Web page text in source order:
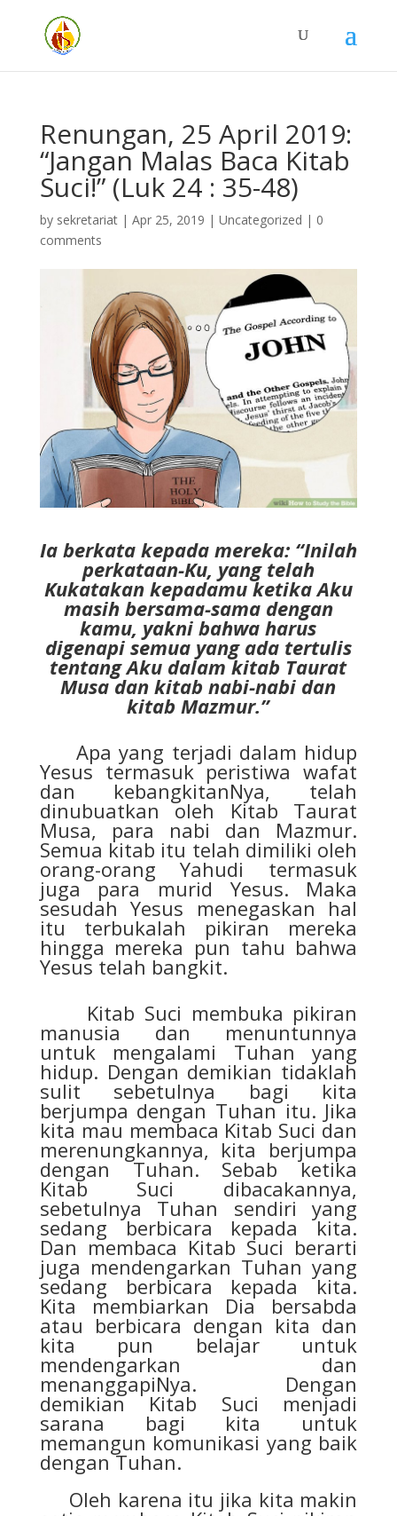
Renungan, 25 April 2019:
“Jangan Malas Baca Kitab
Suci!” (Luk 24 : 35-48)
by sekretariat| Apr 25, 2019 | Uncategorized | 0
comments
Ia berkata kepada mereka: “Inilah
perkataan-Ku, yang telah
Kukatakan kepadamu ketika Aku
masih bersama-sama dengan
kamu, yakni bahwa harus
digenapi semua yang ada tertulis
tentang Aku dalam kitab Taurat
Musa dan kitab nabi-nabi dan
kitab Mazmur.”
Apa yang terjadi dalam hidup
Yesus termasuk peristiwa wafat
dan kebangkitanNya, telah
dinubuatkan oleh Kitab Taurat
Musa, para nabi dan Mazmur.
Semua kitab itu telah dimiliki oleh
orang-orang Yahudi termasuk
juga para murid Yesus. Maka
sesudah Yesus menegaskan hal
itu terbukalah pikiran mereka
hingga mereka pun tahu bahwa
Yesus telah bangkit.
Kitab Suci membuka pikiran
manusia dan menuntunnya
untuk mengalami Tuhan yang
hidup. Dengan demikian tidaklah
sulit sebetulnya bagi kita
berjumpa dengan Tuhan itu. Jika
kita mau membaca Kitab Suci dan
merenungkannya, kita berjumpa
dengan Tuhan. Sebab ketika
Kitab Suci dibacakannya,
sebetulnya Tuhan sendiri yang
sedang berbicara kepada kita.
Dan membaca Kitab Suci berarti
juga mendengarkan Tuhan yang
sedang berbicara kepada kita.
Kita membiarkan Dia bersabda
atau berbicara dengan kita dan
kita pun belajar untuk
mendengarkan dan
menanggapiNya. Dengan
demikian Kitab Suci menjadi
sarana bagi kita untuk
memangun komunikasi yang baik
dengan Tuhan.
Oleh karena itu jika kita makin